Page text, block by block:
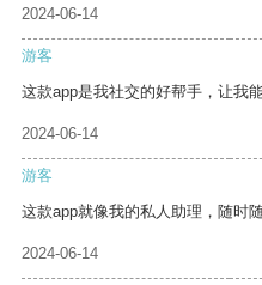
2024-06-14
游客
这款app是我社交的好帮手，让我
2024-06-14
游客
这款app就像我的私人助理，随时
2024-06-14